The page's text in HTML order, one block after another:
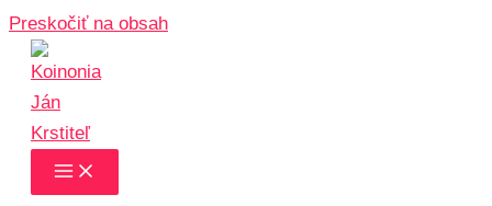
Preskočiť na obsah